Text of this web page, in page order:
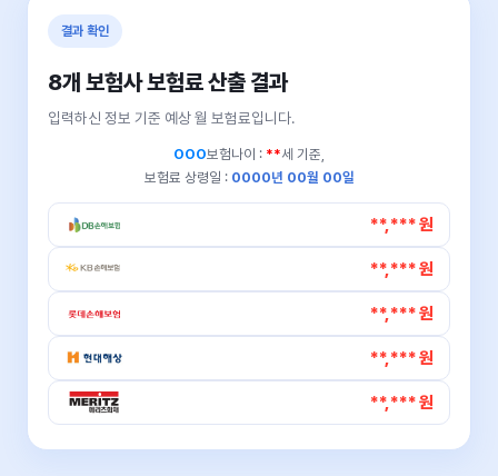
결과 확인
8개 보험사 보험료 산출 결과
입력하신 정보 기준 예상 월 보험료입니다.
OOO보험나이 : **세 기준,
보험료 상령일 : 0000년 00월 00일
**,*** 원
**,*** 원
**,*** 원
**,*** 원
**,*** 원